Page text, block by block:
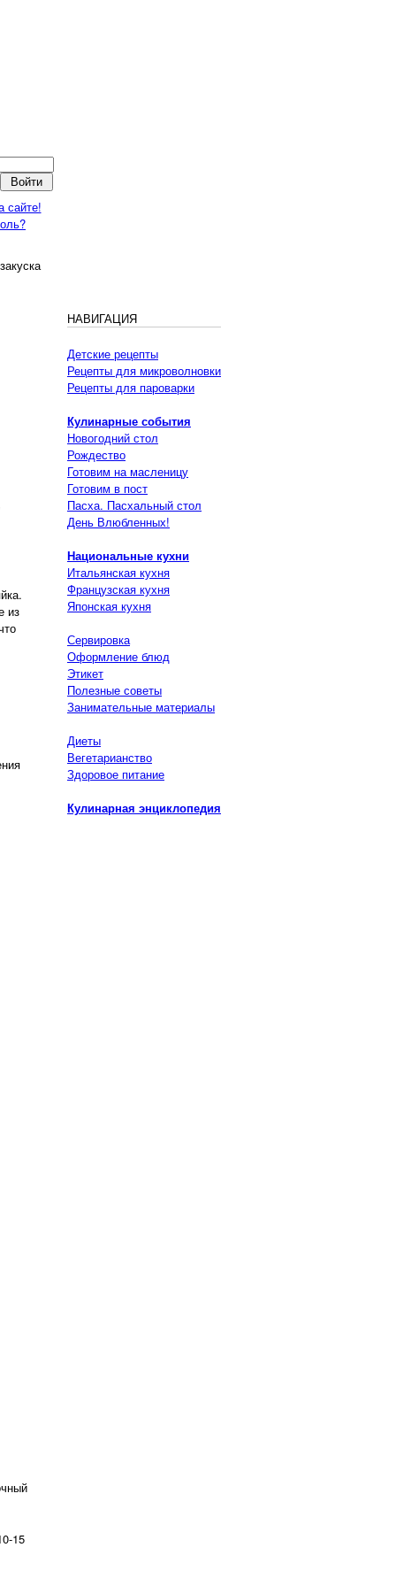
сайте!
из
15
НАВИГАЦИЯ
Детские рецепты
Рецепты для микроволновки
Рецепты для пароварки
Кулинарные события
Новогодний стол
Рождество
Готовим на масленицу
Готовим в пост
Пасха. Пасхальный стол
День Влюбленных!
Национальные кухни
Итальянская кухня
Французская кухня
Японская кухня
Сервировка
Оформление блюд
Этикет
Полезные советы
Занимательные материалы
Диеты
Вегетарианство
Здоровое питание
Кулинарная энциклопедия